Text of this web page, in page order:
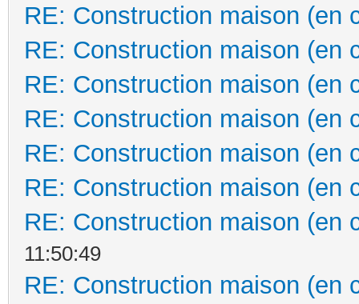
RE: Construction maison (en
RE: Construction maison (en
RE: Construction maison (en
RE: Construction maison (en
RE: Construction maison (en
RE: Construction maison (en
RE: Construction maison (en
11:50:49
RE: Construction maison (en